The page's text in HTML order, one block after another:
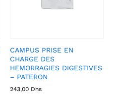
CAMPUS PRISE EN
CHARGE DES
HEMORRAGIES DIGESTIVES
– PATERON
243,00 Dhs